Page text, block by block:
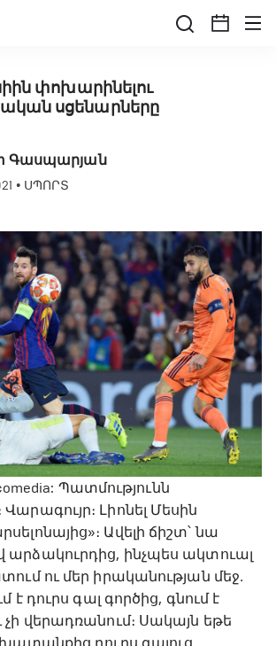
փոխարինելու
սցենարները
Գասպարյան
• ՍՊՈՐՏ
Պատմությունն
Լիոնել Մեսին
Ավելի ճիշտ՝ նա
ինչպես ակտուալ
ու մեր իրականության մեջ․
է դուրս գալ գործից, գնում է
չի վերադռանում։ Սակայն եթե